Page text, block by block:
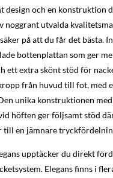
design och en konstruktion
noggrant utvalda
på att du får det bästa.
bottenplattan som ger
ett extra skönt stöd för
från huvud till fot, med
unika konstruktionen
höften ger följsamt stöd
till en jämnare
upptäcker du direkt
Elegans finns i